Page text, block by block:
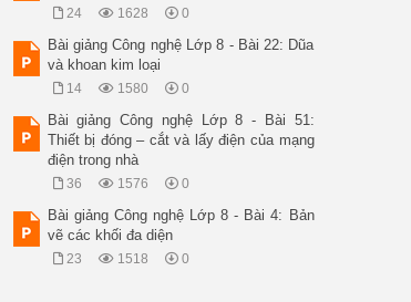
24 1628 0
Bài giảng Công nghệ Lớp 8 - Bài 22: Dũa
và khoan kim loại
14 1580 0
Bài giảng Công nghệ Lớp 8 - Bài 51:
Thiết bị đóng – cắt và lấy điện của mạng
điện trong nhà
36 1576 0
Bài giảng Công nghệ Lớp 8 - Bài 4: Bản
vẽ các khối đa diện
23 1518 0